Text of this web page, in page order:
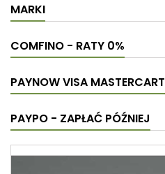
MARKI
COMFINO - RATY 0%
PAYNOW VISA MASTERCART
PAYPO - ZAPŁAĆ PÓŹNIEJ